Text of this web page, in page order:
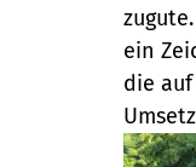
ein
die